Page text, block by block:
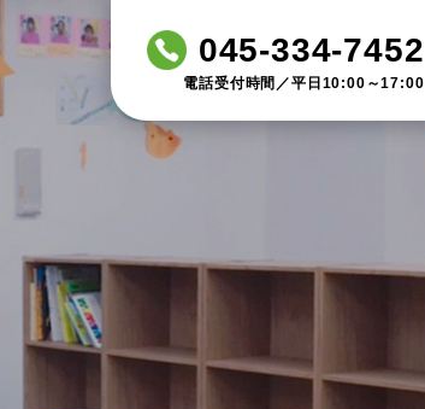
045-334-7452
電話受付時間／平日10:00～17:00